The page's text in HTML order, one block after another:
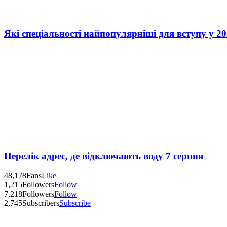
Які спеціальності найпопулярніші для вступу у
Перелік адрес, де відключають воду 7 серпня
48,178FansLike
1,215FollowersFollow
7,218FollowersFollow
2,745SubscribersSubscribe